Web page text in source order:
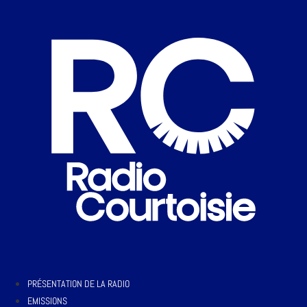
PRÉSENTATION DE LA RADIO
EMISSIONS